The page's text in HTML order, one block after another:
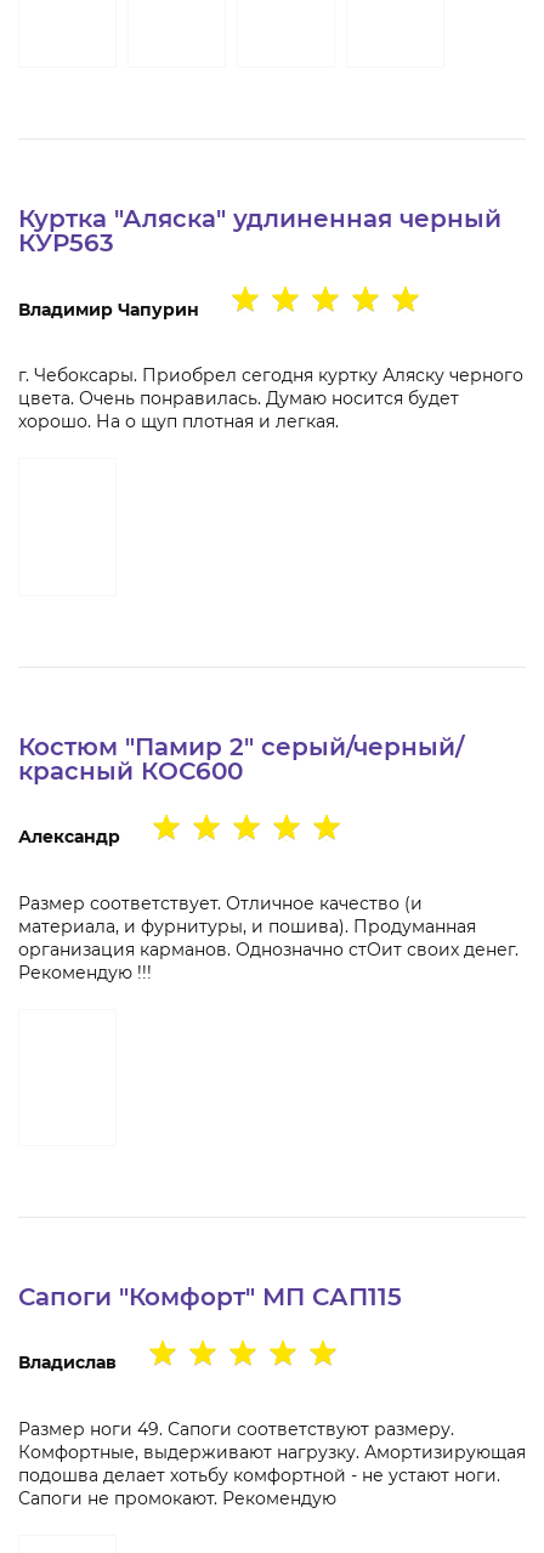
Куртка "Аляска" удлиненная черный
КУР563
Владимир Чапурин
г. Чебоксары. Приобрел сегодня куртку Аляску черного
цвета. Очень понравилась. Думаю носится будет
хорошо. На о щуп плотная и легкая.
Костюм "Памир 2" серый/черный/
красный КОС600
Александр
Размер соответствует. Отличное качество (и
материала, и фурнитуры, и пошива). Продуманная
организация карманов. Однозначно стОит своих денег.
Рекомендую !!!
Сапоги "Комфорт" МП САП115
Владислав
Размер ноги 49. Сапоги соответствуют размеру.
Комфортные, выдерживают нагрузку. Амортизирующая
подошва делает хотьбу комфортной - не устают ноги.
Сапоги не промокают. Рекомендую